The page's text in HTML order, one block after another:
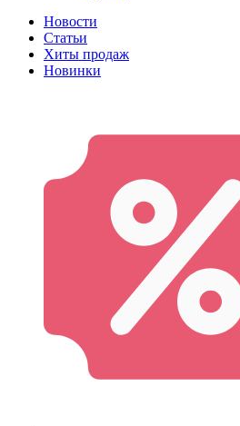
Новости
Статьи
Хиты продаж
Новинки